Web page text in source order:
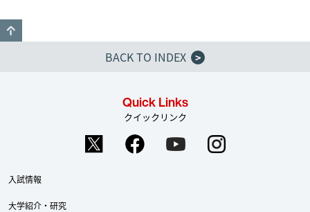
BACK TO INDEX
>
Quick Links
クイックリンク
入試情報
大学紹介・研究